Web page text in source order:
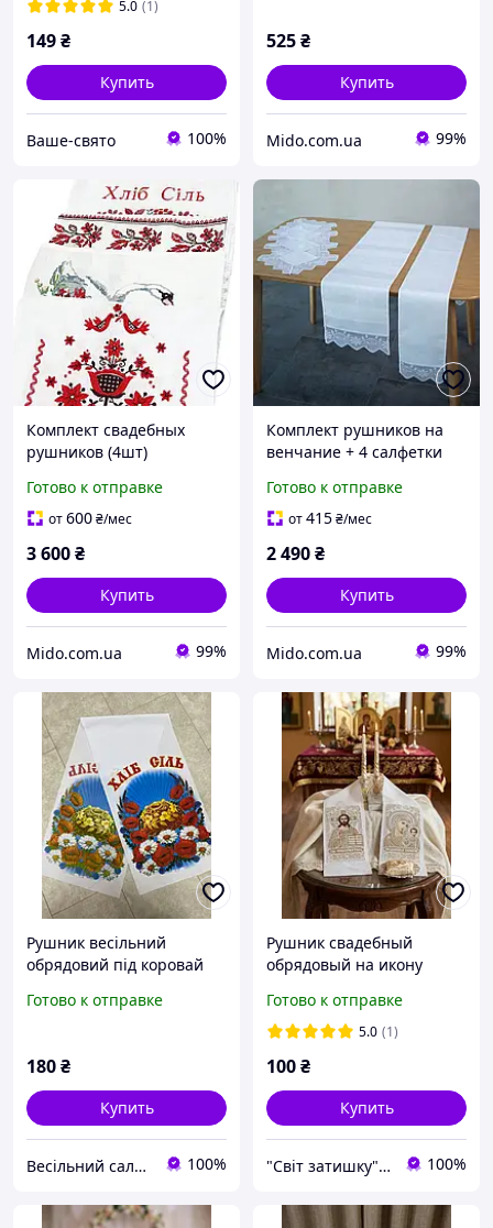
5.0 (1)
149₴
Купить
Ваше-свято 100%
525₴
Купить
Mido.com.ua 99%
Комплект свадебных
рушников (4шт)
Готово к отправке
от600₴/мес
3 600₴
Купить
Mido.com.ua 99%
Комплект рушников на
венчание + 4 салфетки
Готово к отправке
от415₴/мес
2 490₴
Купить
Mido.com.ua 99%
Рушник весільний
обрядовий під коровай
Готово к отправке
180₴
Купить
Весільний салон «Ніколь» 100%
Рушник свадебный
обрядовый на икону
Готово к отправке
5.0 (1)
100₴
Купить
"Світ затишку" интернет-магазин текстиля и швейной фурнитуры 100%